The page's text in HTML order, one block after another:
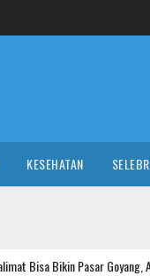
KESEHATAN
Goyang, Alasan Presiden